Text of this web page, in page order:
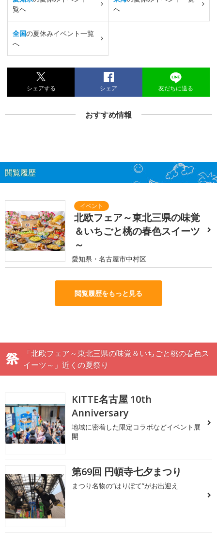
覧へ
へ
全国の夏休みイベント一覧
へ
シェアする シェア 友だちに送る
おすすめ情報
閲覧履歴
北欧フェア～東北三県の味覚
＆いちごと桃の春色スイーツ
～
愛知県・名古屋市中村区
閲覧履歴をもっと見る
「北欧フェア～東北三県の味覚＆いちごと桃の春色ス
イーツ～」近くの夏祭り
KITTE名古屋 10th
Anniversary
地域に密着した限定コラボなどイベント展
開
第69回 円頓寺七夕まつり
まつり名物の“はりぼて”がお出迎え